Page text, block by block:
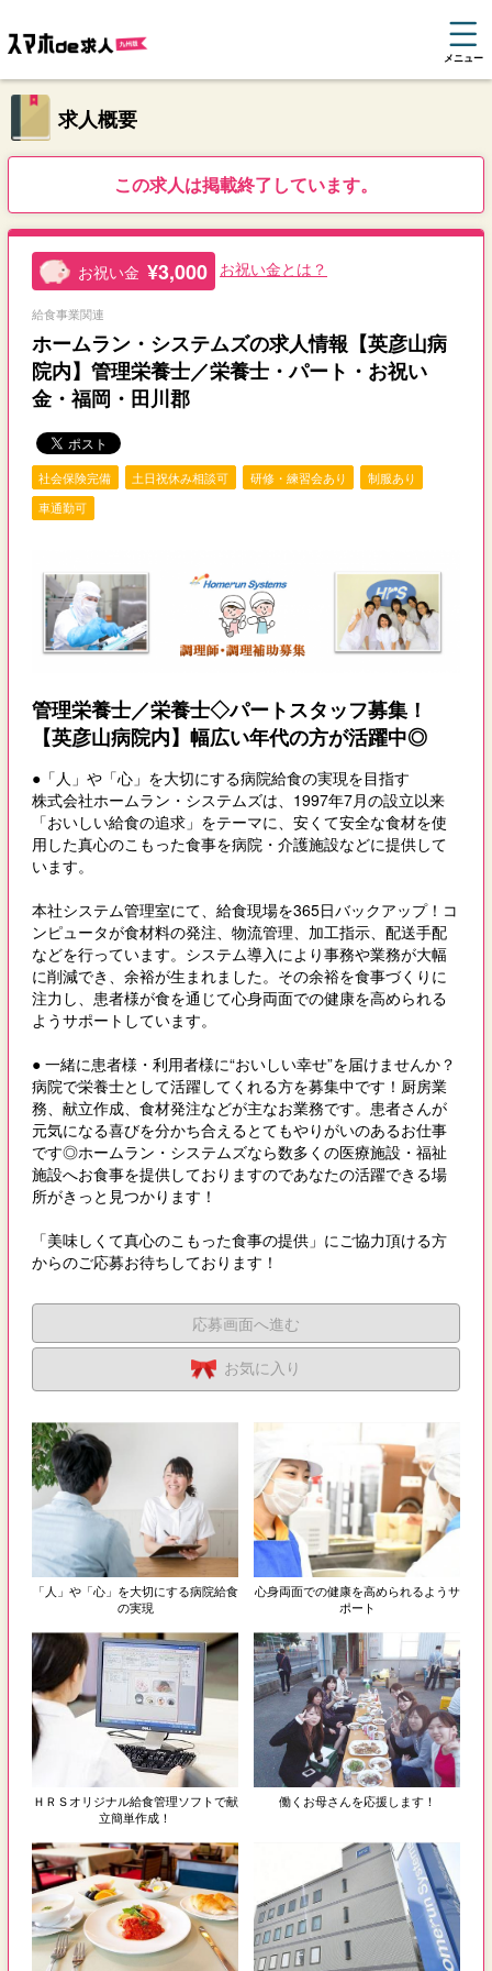
メニュー
求人概要
この求人は掲載終了しています。
お祝い金 ¥3,000 お祝い金とは？
給食事業関連
ホームラン・システムズの求人情報【英彦山病
院内】管理栄養士／栄養士・パート・お祝い
金・福岡・田川郡
社会保険完備 土日祝休み相談可 研修・練習会あり
制服あり
車通勤可
管理栄養士／栄養士◇パートスタッフ募集！
【英彦山病院内】幅広い年代の方が活躍中◎
●「人」や「心」を大切にする病院給食の実現を目指す
株式会社ホームラン・システムズは、1997年7月の設立以来
「おいしい給食の追求」をテーマに、安くて安全な食材を使
用した真心のこもった食事を病院・介護施設などに提供して
います。
本社システム管理室にて、給食現場を365日バックアップ！コ
ンピュータが食材料の発注、物流管理、加工指示、配送手配
などを行っています。システム導入により事務や業務が大幅
に削減でき、余裕が生まれました。その余裕を食事づくりに
注力し、患者様が食を通じて心身両面での健康を高められる
ようサポートしています。
● 一緒に患者様・利用者様に“おいしい幸せ”を届けませんか？
病院で栄養士として活躍してくれる方を募集中です！厨房業
務、献立作成、食材発注などが主なお業務です。患者さんが
元気になる喜びを分かち合えるとてもやりがいのあるお仕事
です◎ホームラン・システムズなら数多くの医療施設・福祉
施設へお食事を提供しておりますのであなたの活躍できる場
所がきっと見つかります！
「美味しくて真心のこもった食事の提供」にご協力頂ける方
からのご応募お待ちしております！
応募画面へ進む
お気に入り
「人」や「心」を大切にする病院給食
の実現
心身両面での健康を高められるようサ
ポート
ＨＲＳオリジナル給食管理ソフトで献
立簡単作成！
働くお母さんを応援します！